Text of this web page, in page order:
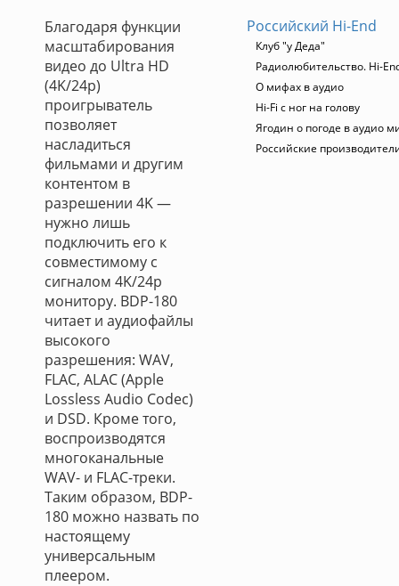
Благодаря функции
масштабирования
видео до Ultra HD
(4K/24p)
проигрыватель
позволяет
насладиться
фильмами и другим
контентом в
разрешении 4K —
нужно лишь
подключить его к
совместимому с
сигналом 4K/24p
монитору. BDP-180
читает и аудиофайлы
высокого
разрешения: WAV,
FLAC, ALAC (Apple
Lossless Audio Codec)
и DSD. Кроме того,
воспроизводятся
многоканальные
WAV- и FLAC-треки.
Таким образом, BDP-
180 можно назвать по
настоящему
универсальным
плеером.
Российский Hi-End
Клуб "у Деда"
Радиолюбительство. Hi-
О мифах в аудио
Hi-Fi с ног на голову
Ягодин о погоде в аудио
Российские